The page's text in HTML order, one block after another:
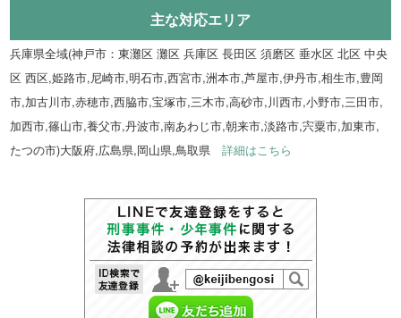
主な対応エリア
兵庫県全域(神戸市：東灘区 灘区 兵庫区 長田区 須磨区 垂水区 北区 中央
区 西区,姫路市,尼崎市,明石市,西宮市,洲本市,芦屋市,伊丹市,相生市,豊岡
市,加古川市,赤穂市,西脇市,宝塚市,三木市,高砂市,川西市,小野市,三田市,
加西市,篠山市,養父市,丹波市,南あわじ市,朝来市,淡路市,宍粟市,加東市,
たつの市)大阪府,広島県,岡山県,鳥取県詳細はこちら